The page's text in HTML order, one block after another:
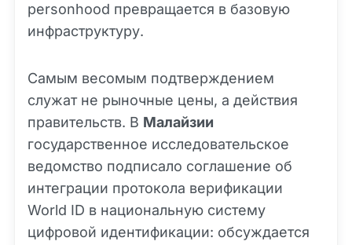
personhood превращается в базовую
инфраструктуру.
Самым весомым подтверждением
служат не рыночные цены, а действия
правительств. В Малайзии
государственное исследовательское
ведомство подписало соглашение об
интеграции протокола верификации
World ID в национальную систему
цифровой идентификации: обсуждается